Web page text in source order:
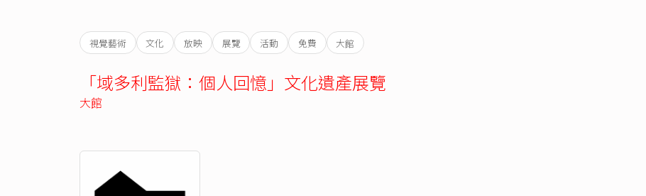
視覺藝術 文化 放映 展覽 活動 免費 大館
「域多利監獄：個人回憶」文化遺產展覽
大館